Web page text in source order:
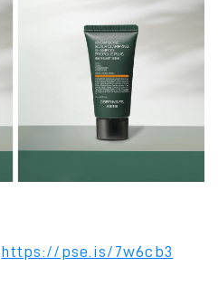
https://pse.is/7w6cb3